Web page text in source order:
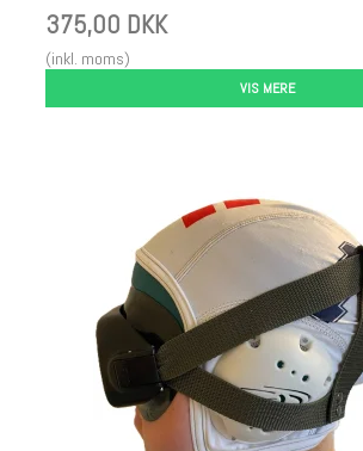
375,00 DKK
(inkl. moms)
VIS MERE